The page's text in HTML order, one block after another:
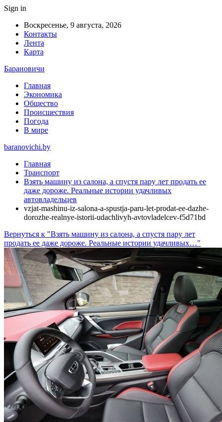
Sign in
Воскресенье, 9 августа, 2026
Контакты
Лента
Карта
Барановичи
Главная
Экономика
Общество
Происшествия
Погода
В мире
baranovichi.by
Главная
Транспорт
Взять машину из салона, а спустя пару лет продать ее
даже дороже. Реальные истории удачливых
автовладельцев
vzjat-mashinu-iz-salona-a-spustja-paru-let-prodat-ee-dazhe-
dorozhe-realnye-istorii-udachlivyh-avtovladelcev-f5d71bd
Вернуться к "Взять машину из салона, а спустя пару лет
продать ее даже дороже. Реальные истории удачливых…"